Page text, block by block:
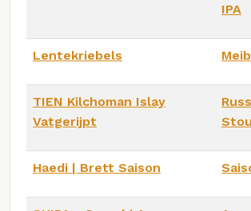
IPA
Lentekriebels
TIEN Kilchoman Islay
Vatgerijpt
Haedi | Brett Saison